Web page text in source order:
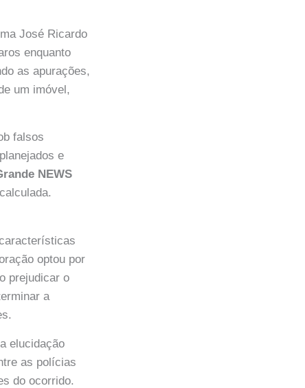
José Ricardo
enquanto
as apurações,
um imóvel,
falsos
e
NEWS
optou por
prejudicar o
a
elucidação
as polícias
do ocorrido.